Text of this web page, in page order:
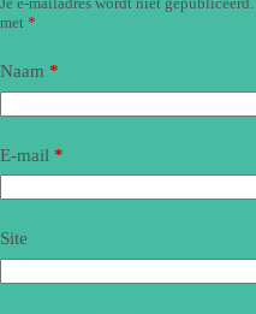
met *
Naam *
E-mail *
Site